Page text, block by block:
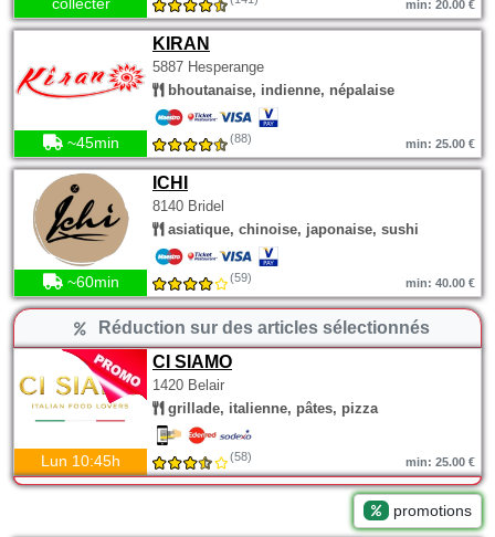
min: 20.00 €
KIRAN
5887 Hesperange
bhoutanaise, indienne, népalaise
~45min (88) min: 25.00 €
ICHI
8140 Bridel
asiatique, chinoise, japonaise, sushi
~60min (59) min: 40.00 €
Réduction sur des articles sélectionnés
CI SIAMO
1420 Belair
grillade, italienne, pâtes, pizza
Lun 10:45h (58) min: 25.00 €
promotions